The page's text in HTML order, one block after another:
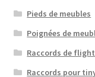
Pieds de meubles
Poignées de
Raccords de
Raccords pour